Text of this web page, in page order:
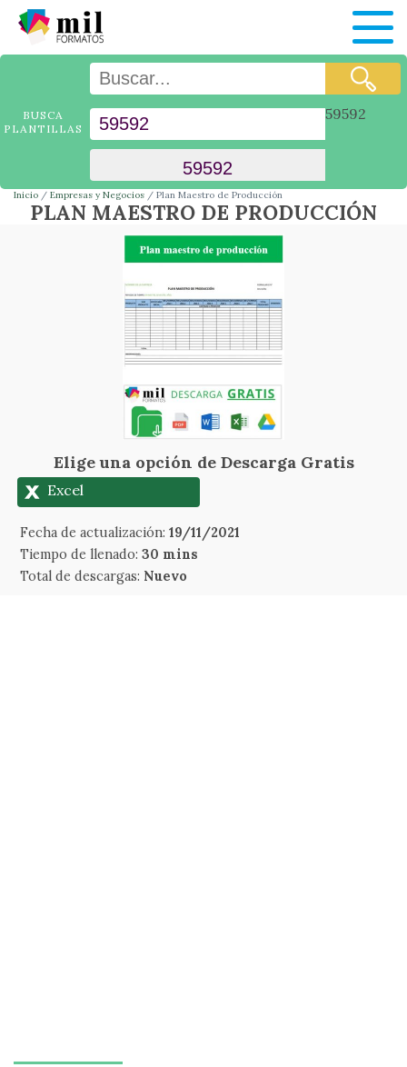
BUSCA
PLANTILLAS
59592
Inicio Empresas y Negocios Plan Maestro de Producción
PLAN MAESTRO DE PRODUCCIÓN
Elige una opción de Descarga Gratis
Excel
Fecha de actualización:19/11/2021
Tiempo de llenado:30 mins
Total de descargas: Nuevo